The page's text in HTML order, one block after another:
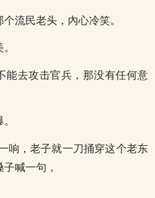
流民老头，內心冷笑。
能去攻击官兵，那没有任何意
响，老子就一刀捅穿这个老东
喊一句，